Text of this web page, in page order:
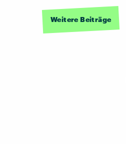
Weitere Beiträge